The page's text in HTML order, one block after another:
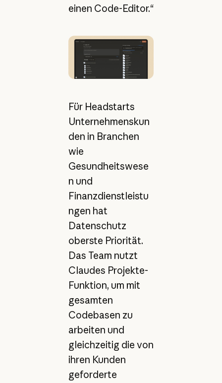
einen Code-Editor.“
Für Headstarts
Unternehmenskun
den in Branchen
wie
Gesundheitswese
n und
Finanzdienstleistu
ngen hat
Datenschutz
oberste Priorität.
Das Team nutzt
Claudes Projekte-
Funktion, um mit
gesamten
Codebasen zu
arbeiten und
gleichzeitig die von
ihren Kunden
geforderte